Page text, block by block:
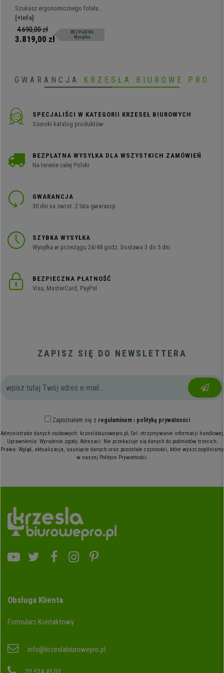
ERGOULTRA, W Pełni
Regulowany, Doskonała
Jakość i Wygoda, Siatkowy
Szary
Szukasz ergonomicznego fotela
dla wymagających? Nowy fotel
ERGOULTRA posiada najszerszy w
naszej ofercie zakres regulacji.
[+Info]
4.690,00 zł
3.819,00 zł
BEZPŁATNA
Wysyłka
GWARANCJA KRZESŁA BIUROWE PRO
SPECJALIŚCI W KATEGORII KRZESEŁ BIUROWYCH
Szeroki katalog produktów
BEZPŁATNA WYSYŁKA DLA WSZYSTKICH ZAMÓWIEŃ
Na terenie całej Polski
GWARANCJA
30 dni na zwrot. 2 lata gwarancji
SZYBKA WYSYŁKA
Wysyłka w przeciągu 24/48 godz. Dostawa 3 do 5 dni.
BEZPIECZNA PŁATNOŚĆ
Visa, MasterCard, PayPal
ZAPISZ SIĘ DO NEWSLETTERA
Zapoznałem się z regulaminemi polityką prywatności
Administrator danych osobowych: krzeslabiurowepro.pl; Cel: otrzymywanie informacji handlowej;
Uprawnienia: Wyrażenie zgody; Adresaci: Nie przekazuje się danych do podmiotów trzecich;
Prawa: Wgląd, aktualizacja, usunięcie danych oraz pozostałe czynności, które wyszczególniamy
w naszej Polityce Prywatności.
Obsługa Klienta
Formularz Kontaktowy
info@krzeslabiurowepro.pl